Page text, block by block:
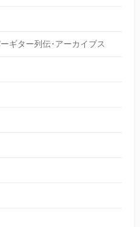
ギター列伝･アーカイブス